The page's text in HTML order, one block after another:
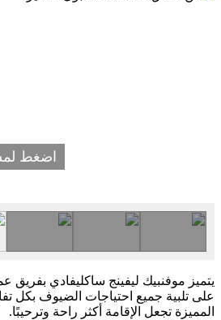
اضغط
يتميز موفنبيك ليفينج ساكليفادي
على تلبية جميع احتياجات الضيوف بكل
المميزة تجعل الإقامة أكثر راحة وترحيبًا.